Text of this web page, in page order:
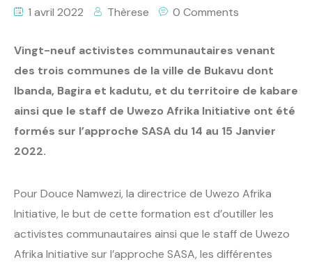
1 avril 2022 Thèrese 0 Comments
Vingt-neuf activistes communautaires venant
des trois communes de la ville de Bukavu dont
Ibanda, Bagira et kadutu, et du territoire de kabare
ainsi que le staff de Uwezo Afrika Initiative ont été
formés sur l’approche SASA du 14 au 15 Janvier
2022.
Pour Douce Namwezi, la directrice de Uwezo Afrika
Initiative, le but de cette formation est d’outiller les
activistes communautaires ainsi que le staff de Uwezo
Afrika Initiative sur l’approche SASA, les différentes